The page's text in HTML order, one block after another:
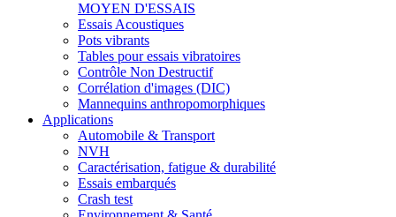
MOYEN D'ESSAIS
Essais Acoustiques
Pots vibrants
Tables pour essais vibratoires
Contrôle Non Destructif
Corrélation d'images (DIC)
Mannequins anthropomorphiques
Applications
Automobile & Transport
NVH
Caractérisation, fatigue & durabilité
Essais embarqués
Crash test